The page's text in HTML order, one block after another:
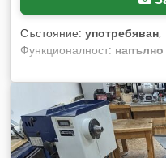
Състояние: употребяван,
Функционалност:
компютърно управляем
през 2012 г. Малко
обработвания детайл е
е 250 мм. Djdjztfpzepfx Al